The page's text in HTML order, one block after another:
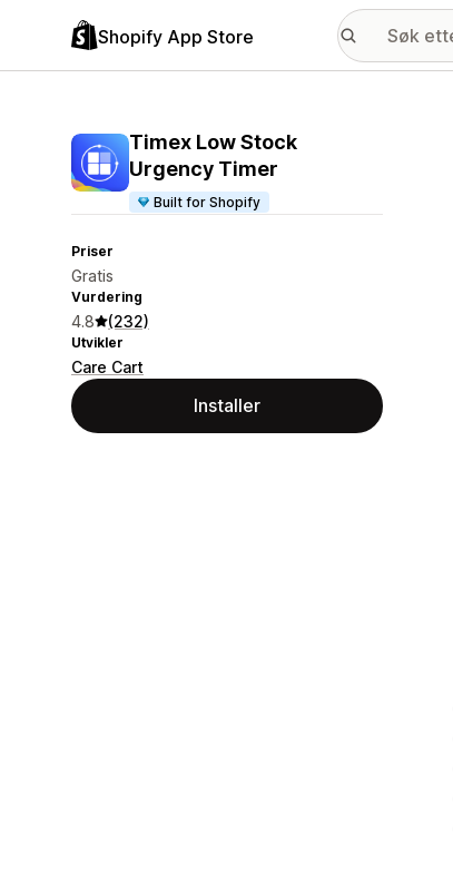
Shopify App Store
Timex Low Stock
Urgency Timer
Built for Shopify
Priser
Gratis
Vurdering
4.8 (232)
Utvikler
Care Cart
Installer